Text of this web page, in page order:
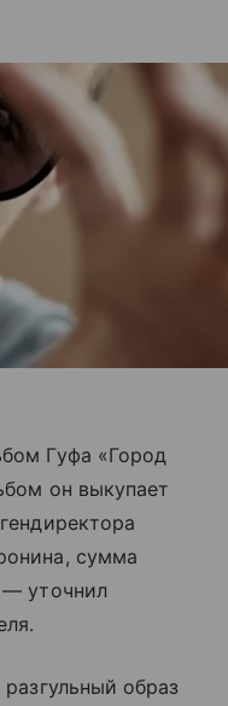
Гуфа «Город
он выкупает
сумма
— уточнил
образ